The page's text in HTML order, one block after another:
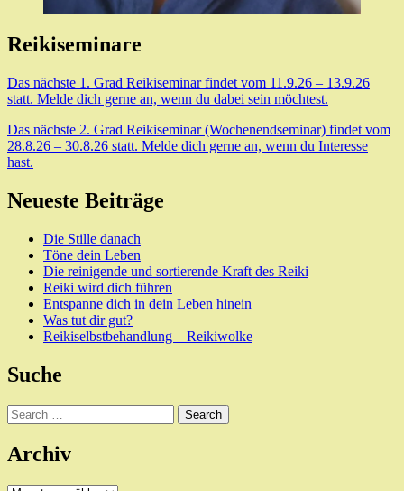
Reikiseminare
Das nächste 1. Grad Reikiseminar findet vom 11.9.26 – 13.9.26
statt. Melde dich gerne an, wenn du dabei sein möchtest.
Das nächste 2. Grad Reikiseminar (Wochenendseminar) findet vom
28.8.26 – 30.8.26 statt. Melde dich gerne an, wenn du Interesse
hast.
Neueste Beiträge
Die Stille danach
Töne dein Leben
Die reinigende und sortierende Kraft des Reiki
Reiki wird dich führen
Entspanne dich in dein Leben hinein
Was tut dir gut?
Reikiselbstbehandlung – Reikiwolke
Suche
Search
Archiv